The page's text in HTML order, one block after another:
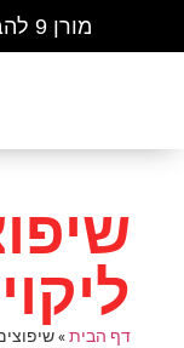
מורן 9 להבים ת.ד. 937 מיקוד 8533800
דף הבית»